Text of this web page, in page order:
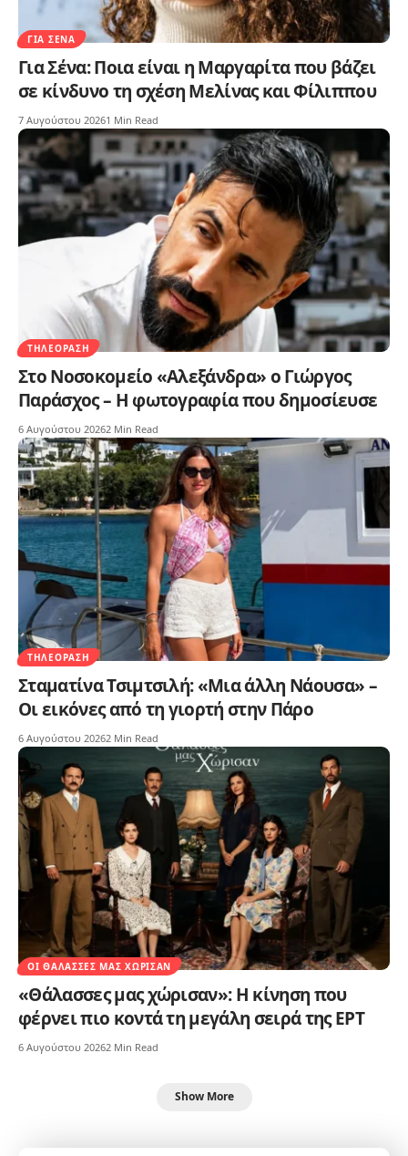
ΓΙΑ ΣΈΝΑ
Για Σένα: Ποια είναι η Μαργαρίτα που βάζει
σε κίνδυνο τη σχέση Μελίνας και Φίλιππου
7 Αυγούστου 20261 Min Read
ΤΗΛΕΌΡΑΣΗ
Στο Νοσοκομείο «Αλεξάνδρα» ο Γιώργος
Παράσχος – Η φωτογραφία που δημοσίευσε
6 Αυγούστου 20262 Min Read
ΤΗΛΕΌΡΑΣΗ
Σταματίνα Τσιμτσιλή: «Μια άλλη Νάουσα» –
Οι εικόνες από τη γιορτή στην Πάρο
6 Αυγούστου 20262 Min Read
ΟΙ ΘΆΛΑΣΣΕΣ ΜΑΣ ΧΏΡΙΣΑΝ
«Θάλασσες μας χώρισαν»: Η κίνηση που
φέρνει πιο κοντά τη μεγάλη σειρά της ΕΡΤ
6 Αυγούστου 20262 Min Read
Show More